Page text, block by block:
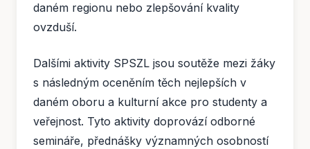
daném regionu nebo zlepšování kvality
ovzduší.
Dalšími aktivity SPSZL jsou soutěže mezi žáky
s následným oceněním těch nejlepších v
daném oboru a kulturní akce pro studenty a
veřejnost. Tyto aktivity doprovází odborné
semináře, přednášky významných osobností